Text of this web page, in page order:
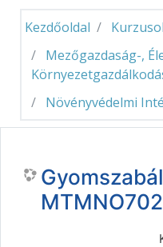
Kezdőoldal
Mezőgazdaság-,
Növényvédelmi